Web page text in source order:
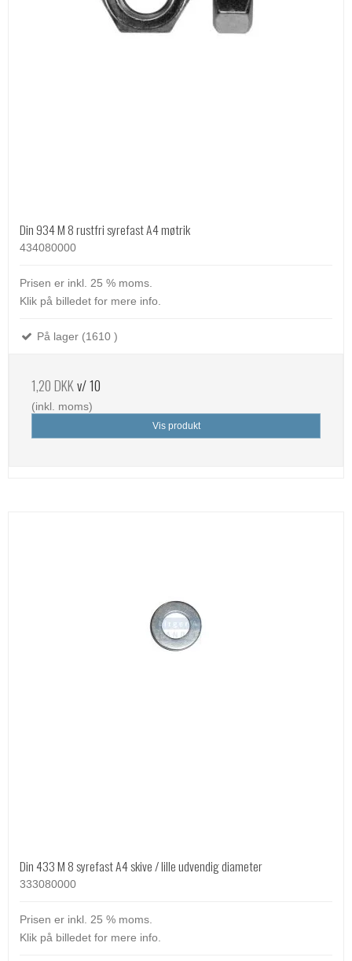
Din 934 M 8 rustfri syrefast A4 møtrik
434080000
Prisen er inkl. 25 % moms.
Klik på billedet for mere info.
På lager (1610 )
1,20 DKKv/ 10
(inkl. moms)
Vis produkt
Din 433 M 8 syrefast A4 skive / lille udvendig diameter
333080000
Prisen er inkl. 25 % moms.
Klik på billedet for mere info.